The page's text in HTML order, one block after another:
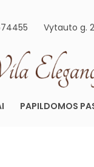
Vytauto g.
PAPILDOMOS